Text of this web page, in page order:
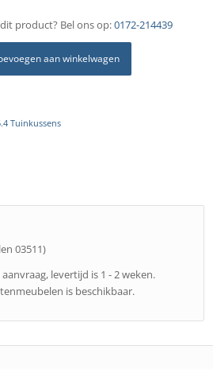
product? Bel ons op:0172-214439
aan winkelwagen
Tuinkussens
03511)
levertijd is 1 - 2 weken.
is beschikbaar.